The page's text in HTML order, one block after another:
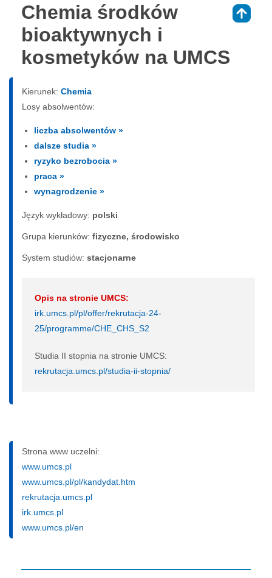
Chemia środków
bioaktywnych i
kosmetyków na UMCS
Kierunek: Chemia
Losy absolwentów:
liczba absolwentów »
dalsze studia »
ryzyko bezrobocia »
praca »
wynagrodzenie »
Język wykładowy: polski
Grupa kierunków: fizyczne, środowisko
System studiów: sta­cjo­nar­ne
Opis na stronie UMCS:
irk.umcs.pl/pl/offer/rekrutacja-24-
25/programme/CHE_CHS_S2
Studia II stopnia na stronie UMCS:
rekrutacja.umcs.pl/studia-ii-stopnia/
Strona www uczelni:
www.umcs.pl
www.umcs.pl/pl/kandydat.htm
rekrutacja.umcs.pl
irk.umcs.pl
www.umcs.pl/en